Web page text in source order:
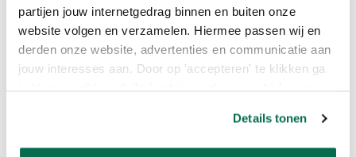
partijen jouw internetgedrag binnen en buiten onze
website volgen en verzamelen. Hiermee passen wij en
derden onze website, advertenties en communicatie aan
jouw interesses aan. Door op 'accepteren' te klikken ga
Details tonen
Goede verf maakt een groot verschil. Met kwaliteitsverf krijg je niet
alleen een mooier resultaat, maar vaak ook een duurzamere
afwerking. Kwaliteitsverf dekt beter, vloeit mooier uit en blijft langer
mooi.
lagen nodig en het resultaat blijft minder lang mooi.